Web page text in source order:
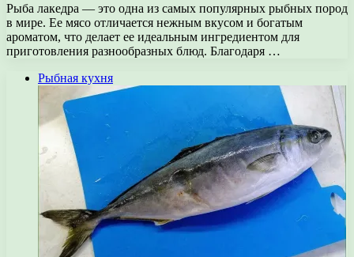
Рыба лакедра — это одна из самых популярных рыбных пород
в мире. Ее мясо отличается нежным вкусом и богатым
ароматом, что делает ее идеальным ингредиентом для
приготовления разнообразных блюд. Благодаря …
Рыбная кухня